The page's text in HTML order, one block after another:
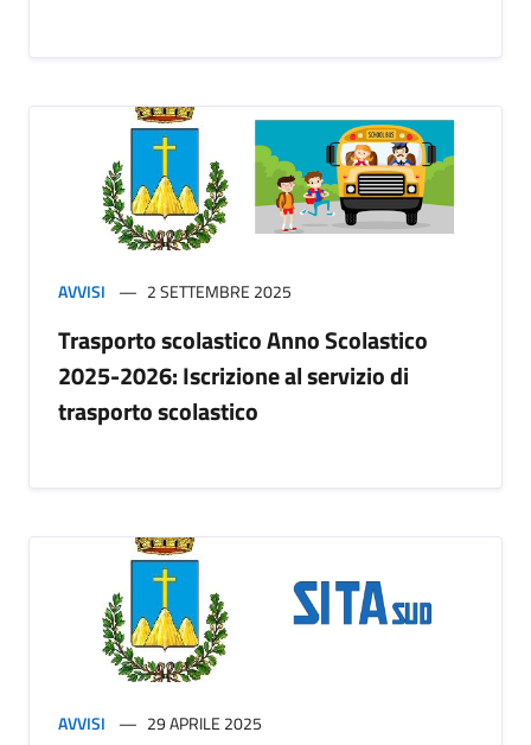
AVVISI 2 SETTEMBRE 2025
Trasporto scolastico Anno Scolastico
2025-2026: Iscrizione al servizio di
trasporto scolastico
AVVISI 29 APRILE 2025